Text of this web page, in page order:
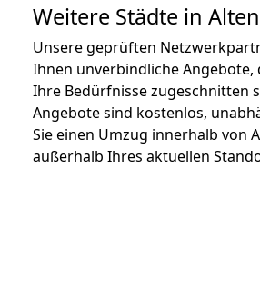
Weitere Städte in
Unsere geprüften
Ihnen unverbindliche Angebote,
Ihre Bedürfnisse zugeschnitten
Angebote sind kostenlos,
Sie einen Umzug innerhalb von
außerhalb Ihres aktuellen